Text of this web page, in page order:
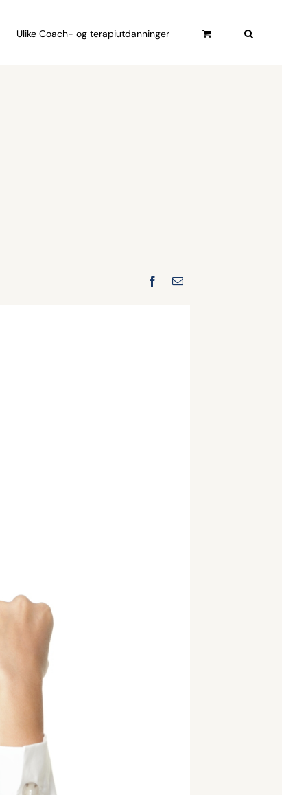
Ulike Coach- og terapiutdanninger